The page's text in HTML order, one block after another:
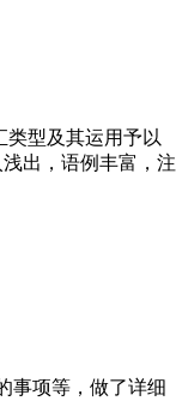
型及其运用予以
出，语例丰富，注
事项等，做了详细